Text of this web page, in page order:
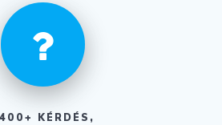
KÉRDÉS,